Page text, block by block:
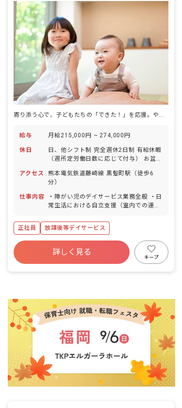
給与 月給215,000円 ~ 274,000円
休日
日、他シフト制 完全週休2日制 有給休暇
（週所定労働日数に応じて付与） お盆
年 産前産後休業 育児休業
アクセス
熊本電気鉄道藤崎線 黒髪町駅（徒歩6
分）
仕事内容
・障がい児のデイサービス業務全般 ・日
常生活における自立支援（室内での運
・送迎業務（社用車:軽、普通自動車AT
車） ・その他、上記に付随する業務
正社員 放課後等デイサービス
詳しく見る
キープ